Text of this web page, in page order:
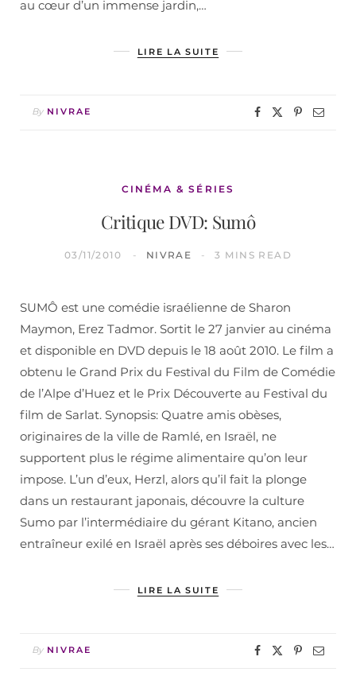
au cœur d’un immense jardin,…
LIRE LA SUITE
By NIVRAE
CINÉMA & SÉRIES
Critique DVD: Sumô
03/11/2010 NIVRAE 3 MINS READ
SUMÔ est une comédie israélienne de Sharon
Maymon, Erez Tadmor. Sortit le 27 janvier au cinéma
et disponible en DVD depuis le 18 août 2010. Le film a
obtenu le Grand Prix du Festival du Film de Comédie
de l’Alpe d’Huez et le Prix Découverte au Festival du
film de Sarlat. Synopsis: Quatre amis obèses,
originaires de la ville de Ramlé, en Israël, ne
supportent plus le régime alimentaire qu’on leur
impose. L’un d’eux, Herzl, alors qu’il fait la plonge
dans un restaurant japonais, découvre la culture
Sumo par l’intermédiaire du gérant Kitano, ancien
entraîneur exilé en Israël après ses déboires avec les…
LIRE LA SUITE
By NIVRAE